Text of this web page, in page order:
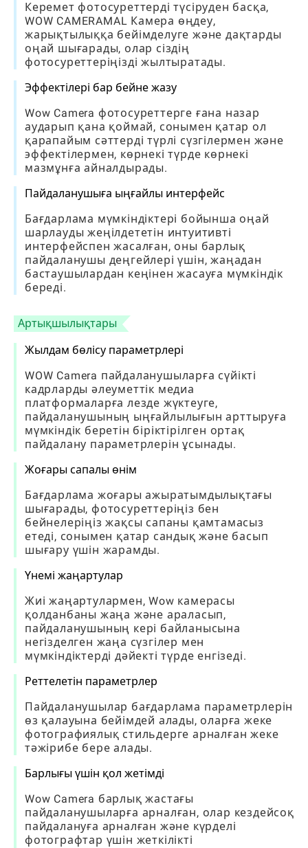
Керемет фотосуреттерді түсіруден басқа,
WOW CAMERAMAL Камера өңдеу,
жарықтылыққа бейімделуге және дақтарды
оңай шығарады, олар сіздің
фотосуреттеріңізді жылтыратады.
Эффектілері бар бейне жазу
Wow Camera фотосуреттерге ғана назар
аударып қана қоймай, сонымен қатар ол
қарапайым сәттерді түрлі сүзгілермен және
эффектілермен, көрнекі түрде көрнекі
мазмұнға айналдырады.
Пайдаланушыға ыңғайлы интерфейс
Бағдарлама мүмкіндіктері бойынша оңай
шарлауды жеңілдететін интуитивті
интерфейспен жасалған, оны барлық
пайдаланушы деңгейлері үшін, жаңадан
бастаушылардан кеңінен жасауға мүмкіндік
береді.
Артықшылықтары
Жылдам бөлісу параметрлері
WOW Camera пайдаланушыларға сүйікті
кадрларды әлеуметтік медиа
платформаларға лезде жүктеуге,
пайдаланушының ыңғайлылығын арттыруға
мүмкіндік беретін біріктірілген ортақ
пайдалану параметрлерін ұсынады.
Жоғары сапалы өнім
Бағдарлама жоғары ажыратымдылықтағы
шығарады, фотосуреттеріңіз бен
бейнелеріңіз жақсы сапаны қамтамасыз
етеді, сонымен қатар сандық және басып
шығару үшін жарамды.
Үнемі жаңартулар
Жиі жаңартулармен, Wow камерасы
қолданбаны жаңа және араласып,
пайдаланушының кері байланысына
негізделген жаңа сүзгілер мен
мүмкіндіктерді дәйекті түрде енгізеді.
Реттелетін параметрлер
Пайдаланушылар бағдарлама параметрлерін
өз қалауына бейімдей алады, оларға жеке
фотографиялық стильдерге арналған жеке
тәжірибе бере алады.
Барлығы үшін қол жетімді
Wow Camera барлық жастағы
пайдаланушыларға арналған, олар кездейсоқ
пайдалануға арналған және күрделі
фотографтар үшін жеткілікті